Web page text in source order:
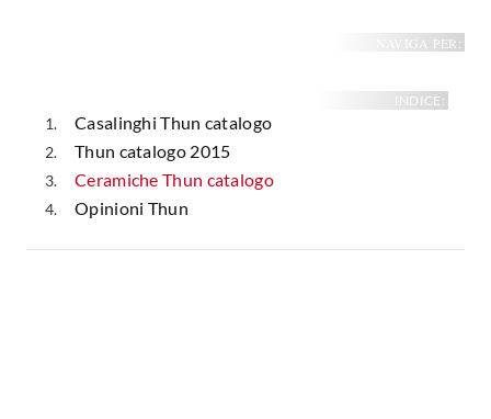
NAVIGA PER:
INDICE:
Casalinghi Thun catalogo
Thun catalogo 2015
Ceramiche Thun catalogo
Opinioni Thun